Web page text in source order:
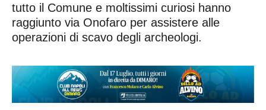
tutto il Comune e moltissimi curiosi hanno
raggiunto via Onofaro per assistere alle
operazioni di scavo degli archeologi.